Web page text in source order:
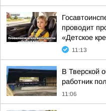
проводит
«Детское
11:13
В Тверской
работник
11:06